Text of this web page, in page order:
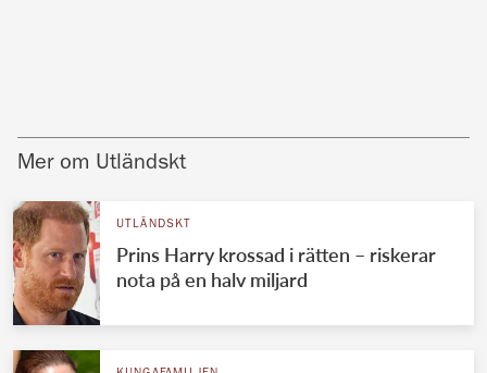
Mer om Utländskt
UTLÄNDSKT
Prins Harry krossad i rätten – riskerar
nota på en halv miljard